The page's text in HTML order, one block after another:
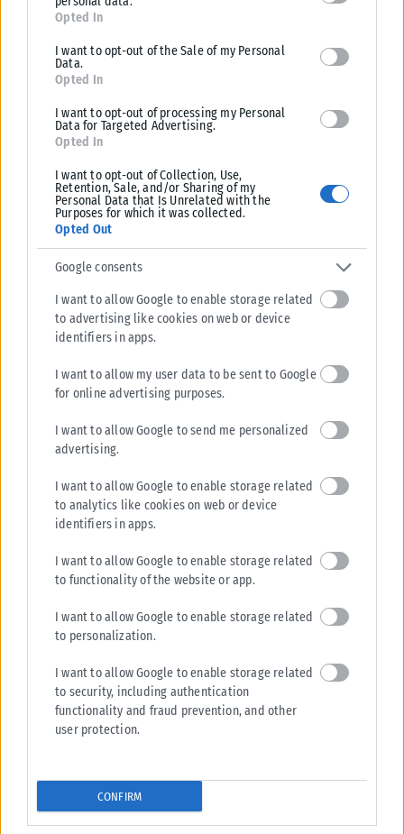
for below specified purposes in below Google consent section.
Opted In
I want to opt-out of the Sale of my Personal
Data.
Opted In
I want to opt-out of processing my Personal
Data for Targeted Advertising.
Opted In
I want to opt-out of Collection, Use,
Retention, Sale, and/or Sharing of my
Personal Data that Is Unrelated with the
Purposes for which it was collected.
Opted Out
Google consents
I want to allow Google to enable storage related
to advertising like cookies on web or device
identifiers in apps.
I want to allow my user data to be sent to Google
for online advertising purposes.
I want to allow Google to send me personalized
advertising.
I want to allow Google to enable storage related
to analytics like cookies on web or device
identifiers in apps.
I want to allow Google to enable storage related
to functionality of the website or app.
I want to allow Google to enable storage related
to personalization.
I want to allow Google to enable storage related
to security, including authentication
functionality and fraud prevention, and other
user protection.
CONFIRM
ΔΙΕΘΝΉ
καταγγελιών για σεξουαλική παρενόχληση
Ο Τζάρεντ Λέτο φέρεται, σύμφωνα με δημοσιεύματα, να έχασε έναν
παρενόχληση που διατυπώνονται...
ΑΝΑΡΤΉΘΗΚΕ ΑΠΌKARFITSANEWS 06/08/2026